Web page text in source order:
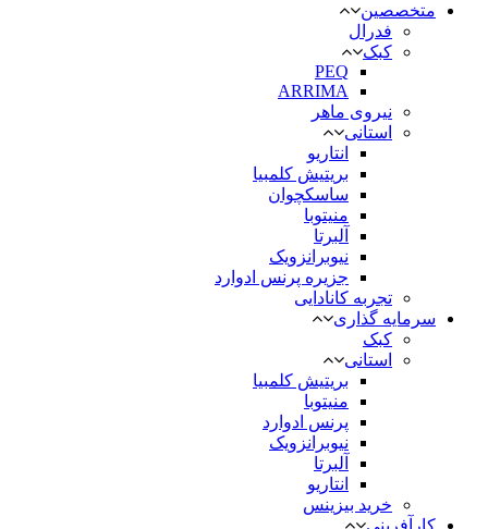
متخصصین
فدرال
کبک
PEQ
ARRIMA
نیروی ماهر
استانی
انتاریو
بریتیش کلمبیا
ساسکچوان
منیتوبا
آلبرتا
نیوبرانزویک
جزیره پرنس ادوارد
تجربه کانادایی
سرمایه گذاری
کبک
استانی
بریتیش کلمبیا
منیتوبا
پرنس ادوارد
نیوبرانزویک
آلبرتا
انتاریو
خرید بیزینس